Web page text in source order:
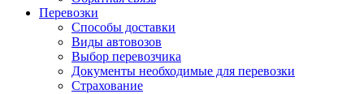
Перевозки
Способы доставки
Виды автовозов
Выбор перевозчика
Документы необходимые для перевозки
Страхование